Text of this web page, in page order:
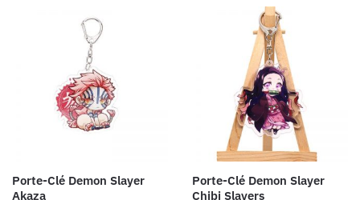
Porte-Clé Demon Slayer
Akaza
Porte-Clé Demon Slayer
Chibi Slayers